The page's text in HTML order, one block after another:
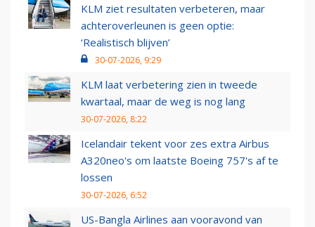
KLM ziet resultaten verbeteren, maar
achteroverleunen is geen optie:
‘Realistisch blijven’
30-07-2026, 9:29
KLM laat verbetering zien in tweede
kwartaal, maar de weg is nog lang
30-07-2026, 8:22
Icelandair tekent voor zes extra Airbus
A320neo's om laatste Boeing 757's af te
lossen
30-07-2026, 6:52
US-Bangla Airlines aan vooravond van